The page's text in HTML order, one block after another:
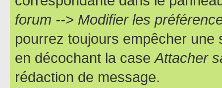
forum --> Modifier les
pourrez toujours empêcher une
en décochant la caseAttacher
rédaction de message.